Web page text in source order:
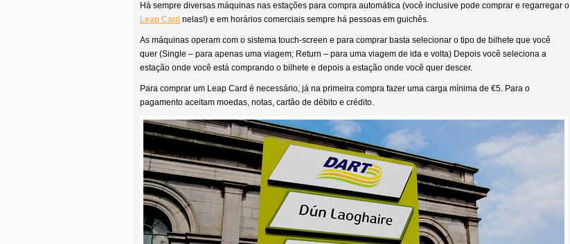
Há sempre diversas máquinas nas estações para compra automática (você inclusive pode comprar e regarregar o
Leap Card nelas!) e em horários comerciais sempre há pessoas em guichês.
As máquinas operam com o sistema touch-screen e para comprar basta selecionar o tipo de bilhete que você
quer (Single – para apenas uma viagem; Return – para uma viagem de ida e volta) Depois você seleciona a
estação onde você está comprando o bilhete e depois a estação onde você quer descer.
Para comprar um Leap Card é necessário, já na primeira compra fazer uma carga mínima de €5. Para o
pagamento aceitam moedas, notas, cartão de débito e crédito.